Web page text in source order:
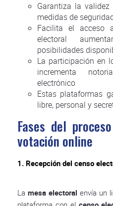
Garantiza la
medidas de
Facilita el acceso
electoral
posibilidades
La participación en
incrementa
electrónico
Estas plataformas
libre, personal y
Fases del
votación online
1. Recepción del censo
La mesa electoral envía un